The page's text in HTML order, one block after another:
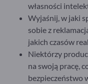
własności
Wyjaśnij, w jaki
sobie z
jakich czasów
Niektórzy
na swoją pracę,
bezpieczeństwo